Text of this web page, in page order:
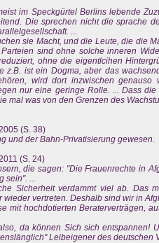
im Speckgürtel Berlins lebende
Die sprechen nicht die sprache
...
sie Macht, und die Leute, die die
sind ohne solche inneren
ohne die eigentlcihen
z.B. ist ein Dogma, aber das
wird dort inzwischen genauso
nur eine geringe Rolle. ... Dass
mal was von den Grenzen des
(S. 38)
und der Bahn-Privatisierung gewesen.
(S. 24)
die sagen: "Die Frauenrechte in
sein". ...
Sicherheit verdammt viel ab. Das
vertreten. Deshalb sind wir in
mit hochdotierten Beraterverträgen,
da können Sich sich entspannen!
Leibeigener des deutschen